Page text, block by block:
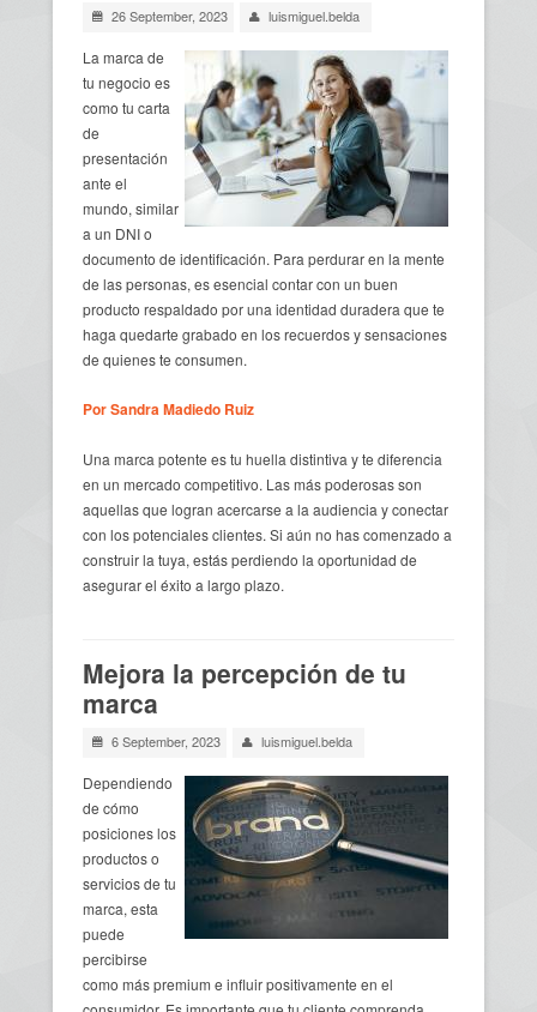
26 September, 2023 luismiguel.belda
La marca de
tu negocio es
como tu carta
de
presentación
ante el
mundo, similar
a un DNI o
documento de identificación. Para perdurar en la mente
de las personas, es esencial contar con un buen
producto respaldado por una identidad duradera que te
haga quedarte grabado en los recuerdos y sensaciones
de quienes te consumen.
Por Sandra Madiedo Ruiz
Una marca potente es tu huella distintiva y te diferencia
en un mercado competitivo. Las más poderosas son
aquellas que logran acercarse a la audiencia y conectar
con los potenciales clientes. Si aún no has comenzado a
construir la tuya, estás perdiendo la oportunidad de
asegurar el éxito a largo plazo.
Mejora la percepción de tu
marca
6 September, 2023 luismiguel.belda
Dependiendo
de cómo
posiciones los
productos o
servicios de tu
marca, esta
puede
percibirse
como más premium e influir positivamente en el